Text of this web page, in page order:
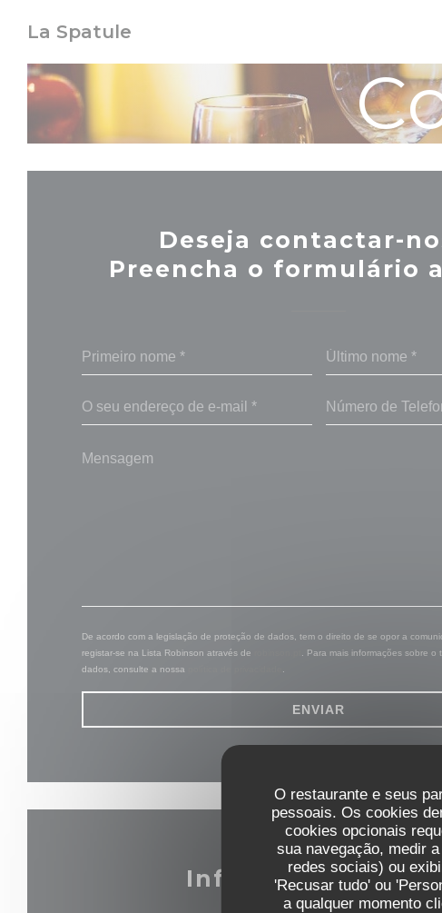
O restaurante e seus
pessoais. Os cookies
cookies opcionais
sua navegação, medir
redes sociais) ou
'Recusar tudo' ou
a qualquer momento
La Spatule
Deseja contactar-
Preencha o formulário
De acordo com a legislação de proteção de dados, tem o direito de se opor a
registar-se na Lista Robinson através de
. Para mais informações sobre
dados, consulte a nossa
Informações